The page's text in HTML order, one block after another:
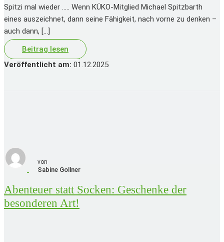
Spitzi mal wieder ….. Wenn KÜKO-Mitglied Michael Spitzbarth
eines auszeichnet, dann seine Fähigkeit, nach vorne zu denken –
auch dann, […]
Beitrag lesen
Veröffentlicht am: 01.12.2025
von
Sabine Gollner
Abenteuer statt Socken: Geschenke der
besonderen Art!